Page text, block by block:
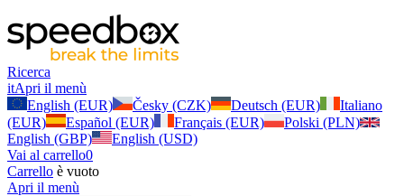
Ricerca
itApri il menù
English (EUR)
Česky (CZK) Deutsch (EUR)
Italiano
(EUR)
Español (EUR) Français (EUR)
Polski (PLN)
English (GBP)
English (USD)
Vai al carrello0
Carrello è vuoto
Apri il menù